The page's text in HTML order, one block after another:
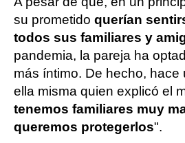
su prometido querían
todos sus familiares y
pandemia, la pareja ha
más íntimo. De hecho, hace
ella misma quien explicó el
tenemos familiares muy
queremos protegerlos".